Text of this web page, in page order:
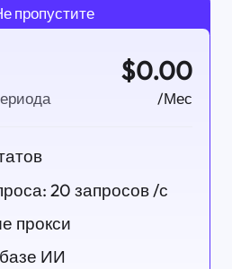
пропустите
$0.00
/Мес
20 запросов /с
прокси
ИИ